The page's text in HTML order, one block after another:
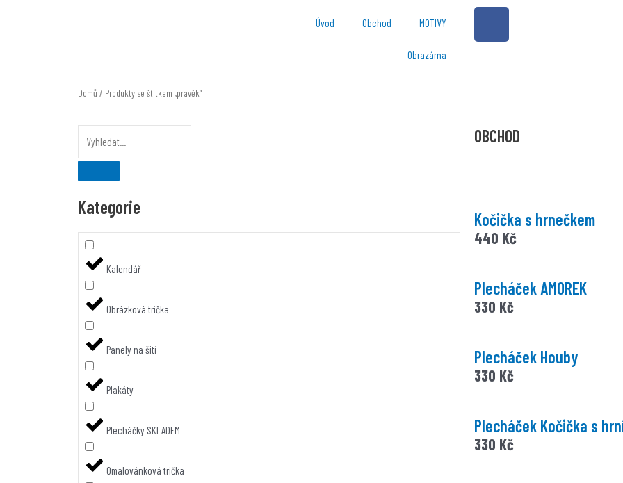
Úvod Obchod MOTIVY
Obrazárna
k
Domů / Produkty se štítkem „pravěk“
Kategorie
Kalendář
Obrázková trička
Panely na šití
Plakáty
Plecháčky SKLADEM
Omalovánková trička
OBCHOD
Kočička s hrnečkem
440 Kč
Plecháček AMOREK
330 Kč
Plecháček Houby
330 Kč
Plecháček Kočička s
330 Kč